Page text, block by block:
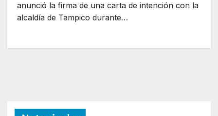
anunció la firma de una carta de intención con la
alcaldía de Tampico durante…